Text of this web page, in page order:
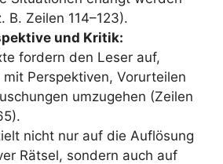
B. Zeilen 114–123).
und Kritik:
fordern den Leser auf,
mit Perspektiven, Vorurteilen
umzugehen (Zeilen
nicht nur auf die Auflösung
Rätsel, sondern auch auf